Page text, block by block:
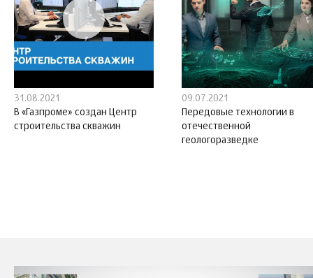
31.08.2021
В «Газпроме» создан Центр
строительства скважин
09.07.2021
Передовые технологии в
отечественной
геологоразведке